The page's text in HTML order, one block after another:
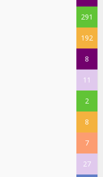
291
192
8
11
2
8
7
27